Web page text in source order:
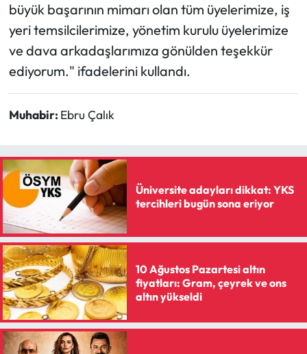
büyük başarının mimarı olan tüm üyelerimize, iş
yeri temsilcilerimize, yönetim kurulu üyelerimize
ve dava arkadaşlarımıza gönülden teşekkür
ediyorum." ifadelerini kullandı.
Muhabir: Ebru Çalık
Üniversite adayları dikkat: YKS
tercihleri bugün sona eriyor
10 Ağustos Pazartesi altın
fiyatları: Gram, çeyrek ve ons
altın yükseldi
Yerel Haberler